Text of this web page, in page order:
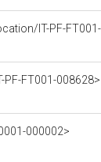
IT-PF-
FT001-008628>
000002>